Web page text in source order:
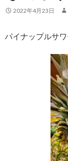
2022年4月23日
パイナップルサ